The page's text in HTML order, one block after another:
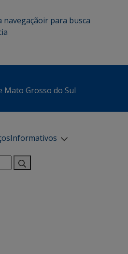
navegaçãoir para busca
Mato Grosso do Sul
Informativos